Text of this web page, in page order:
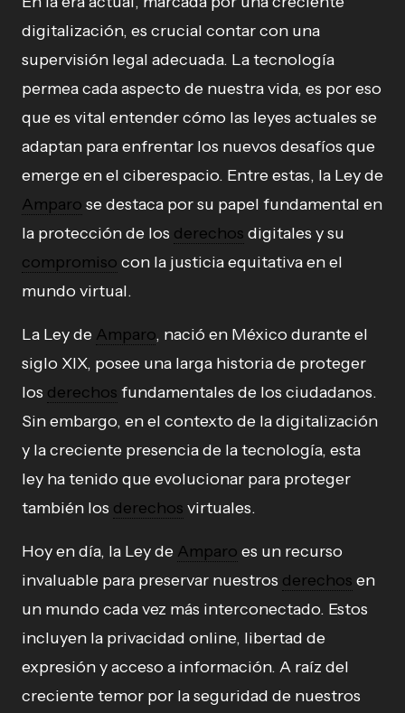
digitalización, es crucial contar con una
supervisión legal adecuada. La tecnología
permea cada aspecto de nuestra vida, es por eso
que es vital entender cómo las leyes actuales se
adaptan para enfrentar los nuevos desafíos que
emerge en el ciberespacio. Entre estas, la Ley de
Amparo se destaca por su papel fundamental en
la protección de los derechos digitales y su
compromiso con la justicia equitativa en el
mundo virtual.
La Ley de Amparo, nació en México durante el
siglo XIX, posee una larga historia de proteger
los derechos fundamentales de los ciudadanos.
Sin embargo, en el contexto de la digitalización
y la creciente presencia de la tecnología, esta
ley ha tenido que evolucionar para proteger
también los derechos virtuales.
Hoy en día, la Ley de Amparo es un recurso
invaluable para preservar nuestros derechos en
un mundo cada vez más interconectado. Estos
incluyen la privacidad online, libertad de
expresión y acceso a información. A raíz del
creciente temor por la seguridad de nuestros